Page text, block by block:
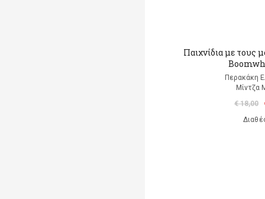
Παιχνίδια με τους
Περακάκη
Μίντζα
€ 18,00